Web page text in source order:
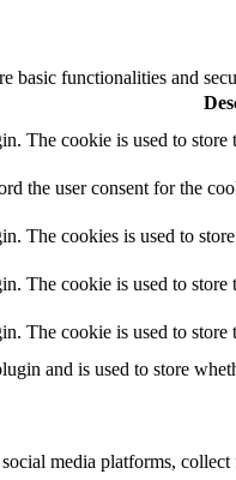
basic functionalities and
The cookie is used to
the user consent for the
The cookies is used to
The cookie is used to
The cookie is used to
and is used to store
media platforms, collect